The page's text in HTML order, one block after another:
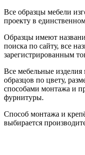
Все образцы мебели
проекту в
Образцы имеют
поиска по сайту, все
зарегистрированным
Все мебельные изделия
образцов по цвету,
способами монтажа и
фурнитуры.
Способ монтажа и
выбирается